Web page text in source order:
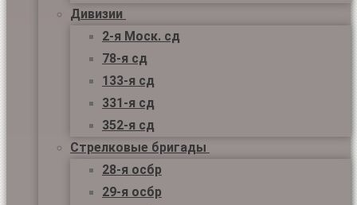
Дивизии
2-я Моск. сд
78-я сд
133-я сд
331-я сд
352-я сд
Стрелковые бригады
28-я осбр
29-я осбр